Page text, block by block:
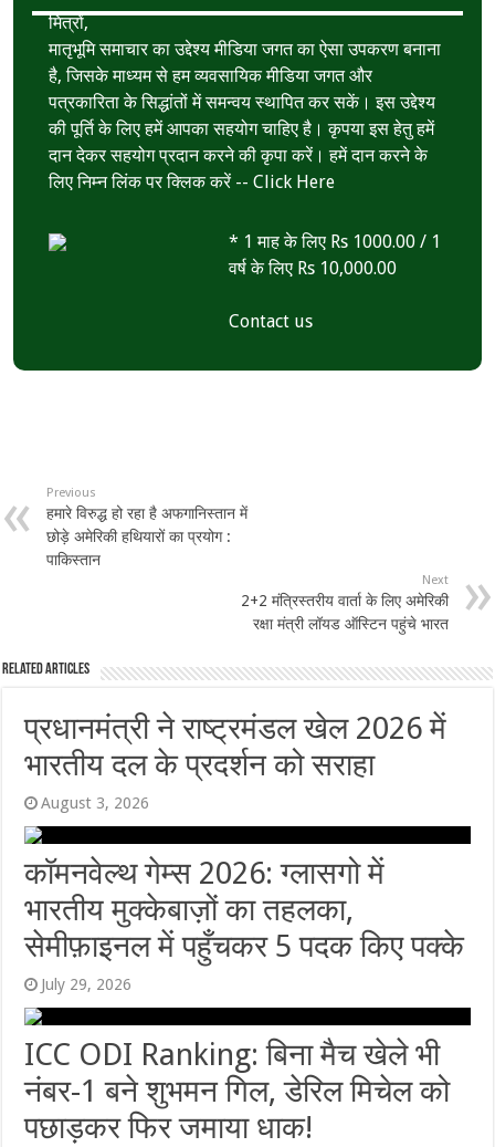
p
मित्रों,
मातृभूमि समाचार का उद्देश्य मीडिया जगत का ऐसा उपकरण बनाना
है, जिसके माध्यम से हम व्यवसायिक मीडिया जगत और
पत्रकारिता के सिद्धांतों में समन्वय स्थापित कर सकें। इस उद्देश्य
की पूर्ति के लिए हमें आपका सहयोग चाहिए है। कृपया इस हेतु हमें
दान देकर सहयोग प्रदान करने की कृपा करें। हमें दान करने के
लिए निम्न लिंक पर क्लिक करें --Click Here
* 1 माह के लिए Rs 1000.00 / 1
वर्ष के लिए Rs 10,000.00
Contact us
Previous
हमारे विरुद्ध हो रहा है अफगानिस्तान में
छोड़े अमेरिकी हथियारों का प्रयोग :
पाकिस्तान
Next
2+2 मंत्रिस्तरीय वार्ता के लिए अमेरिकी
रक्षा मंत्री लॉयड ऑस्टिन पहुंचे भारत
Related Articles
प्रधानमंत्री ने राष्ट्रमंडल खेल 2026 में
भारतीय दल के प्रदर्शन को सराहा
August 3, 2026
कॉमनवेल्थ गेम्स 2026: ग्लासगो में
भारतीय मुक्केबाज़ों का तहलका,
सेमीफ़ाइनल में पहुँचकर 5 पदक किए पक्के
July 29, 2026
ICC ODI Ranking: बिना मैच खेले भी
नंबर-1 बने शुभमन गिल, डेरिल मिचेल को
पछाड़कर फिर जमाया धाक!